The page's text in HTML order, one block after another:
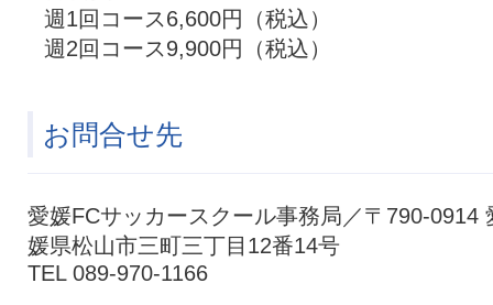
週1回コース6,600円（税込）
週2回コース9,900円（税込）
お問合せ先
愛媛FCサッカースクール事務局／〒790-0914
媛県松山市三町三丁目12番14号
TEL 089-970-1166